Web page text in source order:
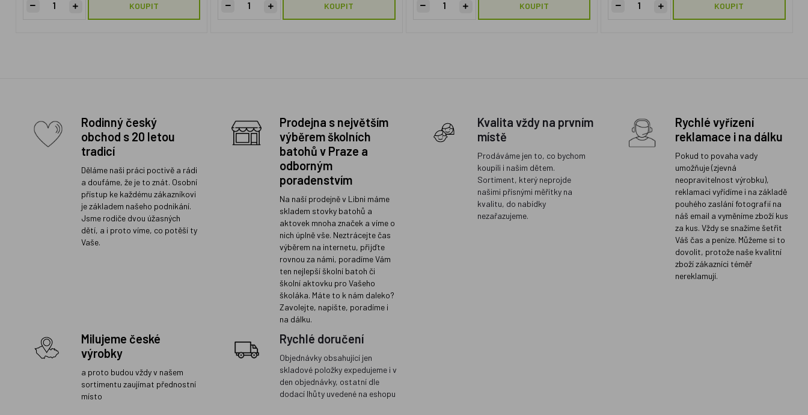
KOUPIT KOUPIT KOUPIT KOUPIT
Rodinný český
obchod s 20 letou
tradicí
Děláme naši práci poctivě a rádi
a doufáme, že je to znát. Osobní
přístup ke každému zákazníkovi
je základem našeho podnikání.
Jsme rodiče dvou úžasných
dětí, a i proto víme, co potěší ty
Vaše.
Prodejna s největším
výběrem školních
batohů v Praze a
odborným
poradenstvím
Na naší prodejně v Libni máme
skladem stovky batohů a
aktovek mnoha značek a víme o
nich úplně vše. Neztrácejte čas
výběrem na internetu, přijďte
rovnou za námi, poradíme Vám
ten nejlepší školní batoh či
školní aktovku pro Vašeho
školáka. Máte to k nám daleko?
Zavolejte, napište, poradíme i
na dálku.
Kvalita vždy na prvním
místě
Prodáváme jen to, co bychom
koupili i našim dětem.
Sortiment, který neprojde
našimi přísnými měřítky na
kvalitu, do nabídky
nezařazujeme.
Rychlé vyřízení
reklamace i na dálku
Pokud to povaha vady
umožňuje (zjevná
neopravitelnost výrobku),
reklamaci vyřídíme i na základě
pouhého zaslání fotografií na
náš email a vyměníme zboží kus
za kus. Vždy se snažíme šetřit
Váš čas a peníze. Můžeme si to
dovolit, protože naše kvalitní
zboží zákazníci téměř
nereklamují.
Milujeme české
výrobky
a proto budou vždy v našem
sortimentu zaujímat přednostní
místo
Rychlé doručení
Objednávky obsahující jen
skladové položky expedujeme i v
den objednávky, ostatní dle
dodací lhůty uvedené na eshopu